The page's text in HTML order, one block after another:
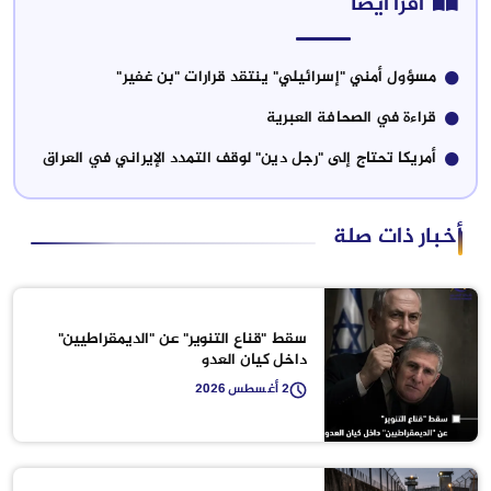
ينتقد قرارات "بن غفير"
العبرية
إلى "رجل دين" لوقف التمدد الإيراني في العراق
سقط "قناع التنوير" عن "الديمقراطيين"
داخل كيان العدو
2 أغسطس 2026